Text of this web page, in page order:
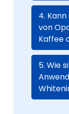
4.
von
Kaffee
5. Wie